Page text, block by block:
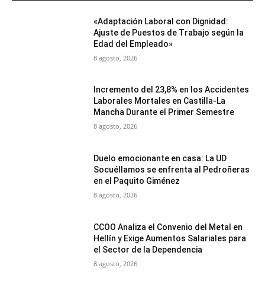
«Adaptación Laboral con Dignidad:
Ajuste de Puestos de Trabajo según la
Edad del Empleado»
8 agosto, 2026
Incremento del 23,8% en los Accidentes
Laborales Mortales en Castilla-La
Mancha Durante el Primer Semestre
8 agosto, 2026
Duelo emocionante en casa: La UD
Socuéllamos se enfrenta al Pedroñeras
en el Paquito Giménez
8 agosto, 2026
CCOO Analiza el Convenio del Metal en
Hellín y Exige Aumentos Salariales para
el Sector de la Dependencia
8 agosto, 2026